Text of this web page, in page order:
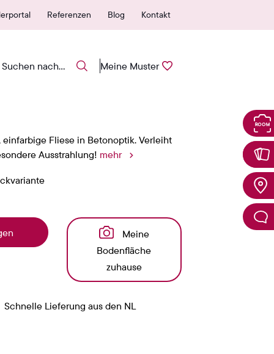
GarantieReferenzen Blog Kontakt
Meine Muster
Fliese in Betonoptik. Verleiht
Ausstrahlung! mehr
Meine
Bodenfläche
zuhause
Schnelle Lieferung aus den NL